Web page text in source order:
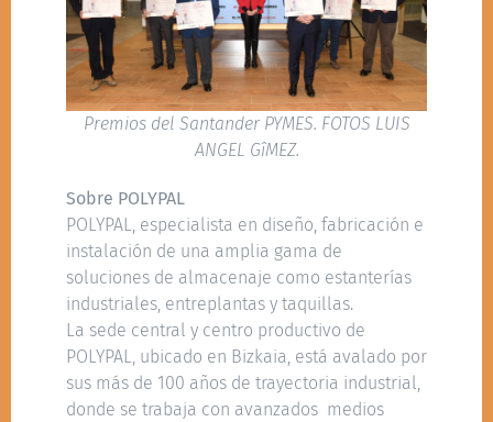
Premios del Santander PYMES. FOTOS LUIS
ANGEL GîMEZ.
Sobre POLYPAL
POLYPAL, especialista en diseño, fabricación e
instalación de una amplia gama de
soluciones de almacenaje como estanterías
industriales, entreplantas y taquillas.
La sede central y centro productivo de
POLYPAL, ubicado en Bizkaia, está avalado por
sus más de 100 años de trayectoria industrial,
donde se trabaja con avanzados medios